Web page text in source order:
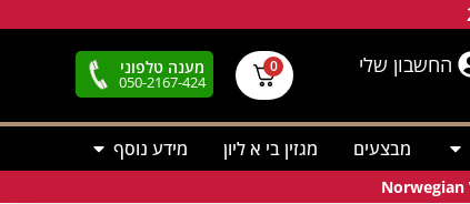
החשבון שלי 0 מענה טלפוני
050-2167-424
מבצעים מגזין בי א ליון מידע נוסף